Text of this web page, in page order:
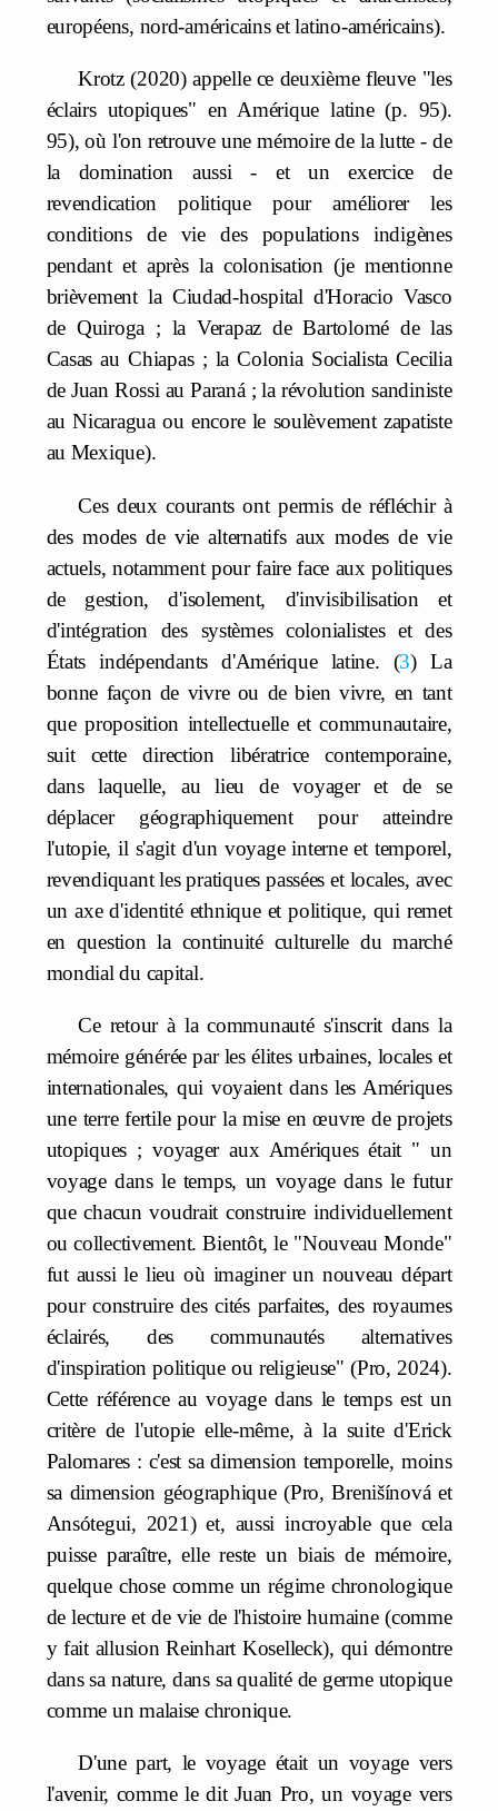
européens, nord-américains et latino-américains).
Krotz (2020) appelle ce deuxième fleuve "les
éclairs utopiques" en Amérique latine (p. 95).
95), où l'on retrouve une mémoire de la lutte - de
la domination aussi - et un exercice de
revendication politique pour améliorer les
conditions de vie des populations indigènes
pendant et après la colonisation (je mentionne
brièvement la Ciudad-hospital d'Horacio Vasco
de Quiroga ; la Verapaz de Bartolomé de las
Casas au Chiapas ; la Colonia Socialista Cecilia
de Juan Rossi au Paraná ; la révolution sandiniste
au Nicaragua ou encore le soulèvement zapatiste
au Mexique).
Ces deux courants ont permis de réfléchir à
des modes de vie alternatifs aux modes de vie
actuels, notamment pour faire face aux politiques
de gestion, d'isolement, d'invisibilisation et
d'intégration des systèmes colonialistes et des
États indépendants d'Amérique latine.
3 La
bonne façon de vivre ou de bien vivre, en tant
que proposition intellectuelle et communautaire,
suit cette direction libératrice contemporaine,
dans laquelle, au lieu de voyager et de se
déplacer géographiquement pour atteindre
l'utopie, il s'agit d'un voyage interne et temporel,
revendiquant les pratiques passées et locales, avec
un axe d'identité ethnique et politique, qui remet
en question la continuité culturelle du marché
mondial du capital.
Ce retour à la communauté s'inscrit dans la
mémoire générée par les élites urbaines, locales et
internationales, qui voyaient dans les Amériques
une terre fertile pour la mise en œuvre de projets
utopiques ; voyager aux Amériques était " un
voyage dans le temps, un voyage dans le futur
que chacun voudrait construire individuellement
ou collectivement. Bientôt, le "Nouveau Monde"
fut aussi le lieu où imaginer un nouveau départ
pour construire des cités parfaites, des royaumes
éclairés, des communautés alternatives
d'inspiration politique ou religieuse" (Pro, 2024).
Cette référence au voyage dans le temps est un
critère de l'utopie elle-même, à la suite d'Erick
Palomares : c'est sa dimension temporelle, moins
sa dimension géographique (Pro, Brenišínová et
Ansótegui, 2021) et, aussi incroyable que cela
puisse paraître, elle reste un biais de mémoire,
quelque chose comme un régime chronologique
de lecture et de vie de l'histoire humaine (comme
y fait allusion Reinhart Koselleck), qui démontre
dans sa nature, dans sa qualité de germe utopique
comme un malaise chronique.
D'une part, le voyage était un voyage vers
l'avenir, comme le dit Juan Pro, un voyage vers